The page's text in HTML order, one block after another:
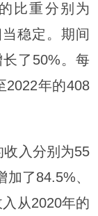
比重分别为
稳定。期间
了50%。每
2022年的408
收入分别为55
了84.5%、
从2020年的